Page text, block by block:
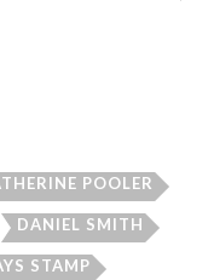
POOLER
DANIEL SMITH
STAMP